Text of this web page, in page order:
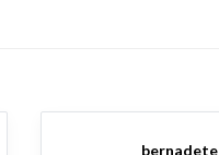
bernadete